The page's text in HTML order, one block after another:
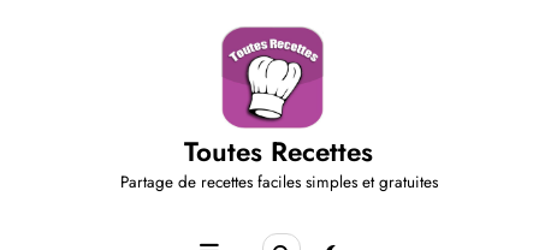
Toutes Recettes
Partage de recettes faciles simples et gratuites